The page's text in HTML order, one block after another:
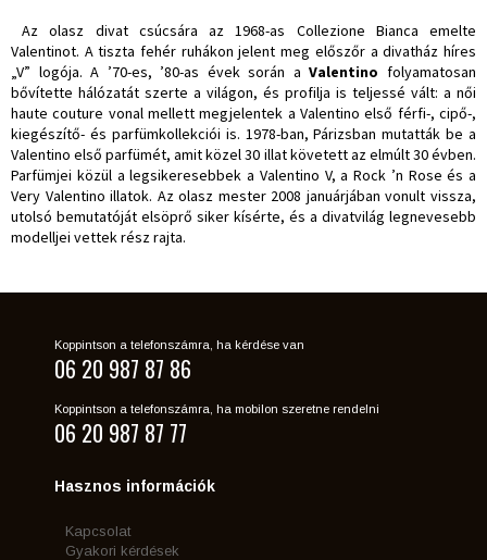
Az olasz divat csúcsára az 1968-as Collezione Bianca emelte
Valentinot. A tiszta fehér ruhákon jelent meg előszőr a divatház híres
„V” logója. A ’70-es, ’80-as évek során aValentino folyamatosan
bővítette hálózatát szerte a világon, és profilja is teljessé vált: a női
haute couture vonal mellett megjelentek a Valentino első férfi-, cipő-,
kiegészítő- és parfümkollekciói is. 1978-ban, Párizsban mutatták be a
Valentino első parfümét, amit közel 30 illat követett az elmúlt 30 évben.
Parfümjei közül a legsikeresebbek a Valentino V, a Rock ’n Rose és a
Very Valentino illatok. Az olasz mester 2008 januárjában vonult vissza,
utolsó bemutatóját elsöprő siker kísérte, és a divatvilág legnevesebb
modelljei vettek rész rajta.
Koppintson a telefonszámra, ha kérdése van
06 20 987 87 86
Koppintson a telefonszámra, ha mobilon szeretne rendelni
06 20 987 87 77
Hasznos információk
Kapcsolat
Gyakori kérdések